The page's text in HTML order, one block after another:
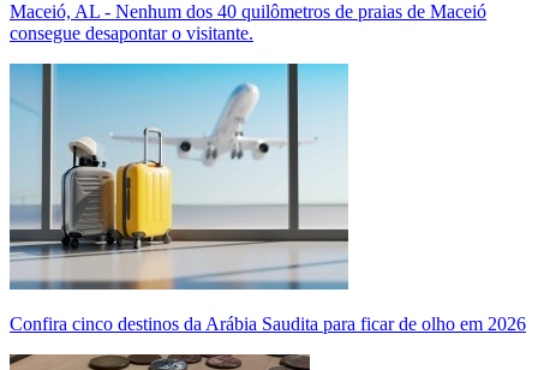
Maceió, AL - Nenhum dos 40 quilômetros de praias de Maceió
consegue desapontar o visitante.
Confira cinco destinos da Arábia Saudita para ficar de olho em 2026